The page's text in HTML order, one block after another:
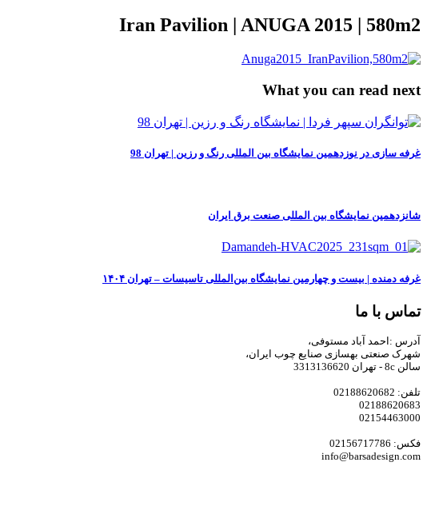
Iran Pavilion | ANUGA 2015 | 580m2
What you can read next
غرفه سازی در نوزدهمین نمایشگاه بین المللی رنگ و رزین | تهران 98
شانزدهمين نمایشگاه بین المللی صنعت برق ایران
غرفه دمنده | بیست‌ و‌ چهارمین نمایشگاه بین‌المللی تاسیسات – تهران ۱۴۰۴
تماس با ما
آدرس :احمد آباد مستوفی،
شهرک صنعتی بهسازی صنایع چوب ایران،
سالن 8c - تهران 3313136620
تلفن: 02188620682
02188620683
02154463000
فکس: 02156717786
info@barsadesign.com